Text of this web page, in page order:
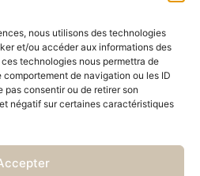
nous utilisons des technologies
et/ou accéder aux informations des
technologies nous permettra de
de navigation ou les ID
pas consentir ou de retirer son
négatif sur certaines caractéristiques
rendez-vous :
en cliquant ici
03 27 77 89 75
réseaux sociaux